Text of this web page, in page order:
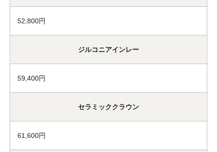
52,800円
ジルコニアインレー
59,400円
セラミッククラウン
61,600円